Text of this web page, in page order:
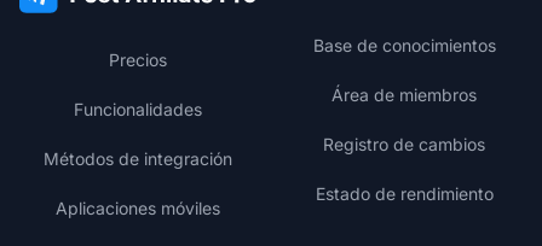
Precios
Funcionalidades
Métodos de integración
Aplicaciones móviles
Base de conocimientos
Área de miembros
Registro de cambios
Estado de rendimiento